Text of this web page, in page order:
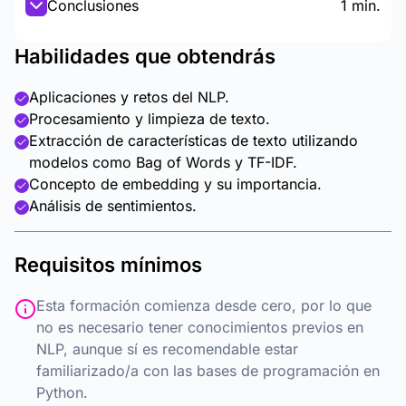
Conclusiones 1 min.
Habilidades que obtendrás
Aplicaciones y retos del NLP.
Procesamiento y limpieza de texto.
Extracción de características de texto utilizando
modelos como Bag of Words y TF-IDF.
Concepto de embedding y su importancia.
Análisis de sentimientos.
Requisitos mínimos
Esta formación comienza desde cero, por lo que
no es necesario tener conocimientos previos en
NLP, aunque sí es recomendable estar
familiarizado/a con las bases de programación en
Python.